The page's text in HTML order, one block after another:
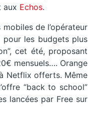
aux Echos.
de l’opérateur
les budgets plus
cet été, proposant
mensuels…. Orange
Netflix offerts. Même
“back to school”
lancées par Free sur